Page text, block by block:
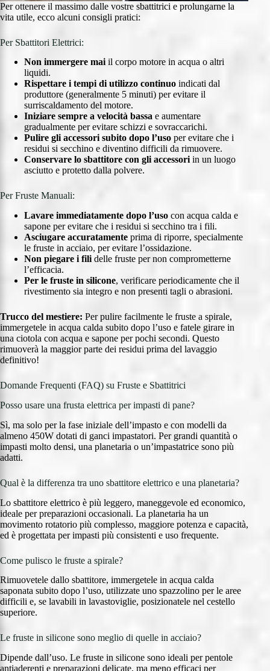
Per ottenere il massimo dalle vostre sbattitrici e prolungarne la
vita utile, ecco alcuni consigli pratici:
Per Sbattitori Elettrici:
Non immergere maiil corpo motore in acqua o altri
liquidi.
Rispettare i tempi di utilizzo continuo indicati dal
produttore (generalmente 5 minuti) per evitare il
surriscaldamento del motore.
Iniziare sempre a velocità bassa e aumentare
gradualmente per evitare schizzi e sovraccarichi.
Pulire gli accessori subito dopo l’uso per evitare che i
residui si secchino e diventino difficili da rimuovere.
Conservare lo sbattitore con gli accessoriin un luogo
asciutto e protetto dalla polvere.
Per Fruste Manuali:
Lavare immediatamente dopo l’uso con acqua calda e
sapone per evitare che i residui si secchino tra i fili.
Asciugare accuratamente prima di riporre, specialmente
le fruste in acciaio, per evitare l’ossidazione.
Non piegare i fili delle fruste per non comprometterne
l’efficacia.
Per le fruste in silicone, verificare periodicamente che il
rivestimento sia integro e non presenti tagli o abrasioni.
Trucco del mestiere: Per pulire facilmente le fruste a spirale,
immergetele in acqua calda subito dopo l’uso e fatele girare in
una ciotola con acqua e sapone per pochi secondi. Questo
rimuoverà la maggior parte dei residui prima del lavaggio
definitivo!
Domande Frequenti (FAQ) su Fruste e Sbattitrici
Posso usare una frusta elettrica per impasti di pane?
Sì, ma solo per la fase iniziale dell’impasto e con modelli da
almeno 450W dotati di ganci impastatori. Per grandi quantità o
impasti molto densi, una planetaria o un’impastatrice sono più
adatti.
Qual è la differenza tra uno sbattitore elettrico e una planetaria?
Lo sbattitore elettrico è più leggero, maneggevole ed economico,
ideale per preparazioni occasionali. La planetaria ha un
movimento rotatorio più complesso, maggiore potenza e capacità,
ed è progettata per impasti più consistenti e uso frequente.
Come pulisco le fruste a spirale?
Rimuovetele dallo sbattitore, immergetele in acqua calda
saponata subito dopo l’uso, utilizzate uno spazzolino per le aree
difficili e, se lavabili in lavastoviglie, posizionatele nel cestello
superiore.
Le fruste in silicone sono meglio di quelle in acciaio?
Dipende dall’uso. Le fruste in silicone sono ideali per pentole
antiaderenti e preparazioni delicate, ma meno efficaci per